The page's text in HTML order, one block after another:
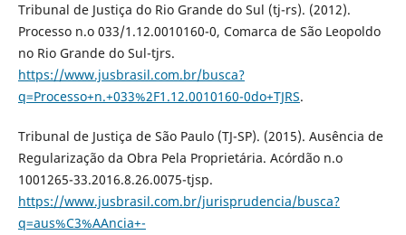
Tribunal de Justiça do Rio Grande do Sul (tj-rs). (2012).
Processo n.o 033/1.12.0010160-0, Comarca de São Leopoldo
no Rio Grande do Sul-tjrs.
https://www.jusbrasil.com.br/busca?
q=Processo+n.+033%2F1.12.0010160-0do+TJRS.
Tribunal de Justiça de São Paulo (TJ-SP). (2015). Ausência de
Regularização da Obra Pela Proprietária. Acórdão n.o
1001265-33.2016.8.26.0075-tjsp.
https://www.jusbrasil.com.br/jurisprudencia/busca?
q=aus%C3%AAncia+-